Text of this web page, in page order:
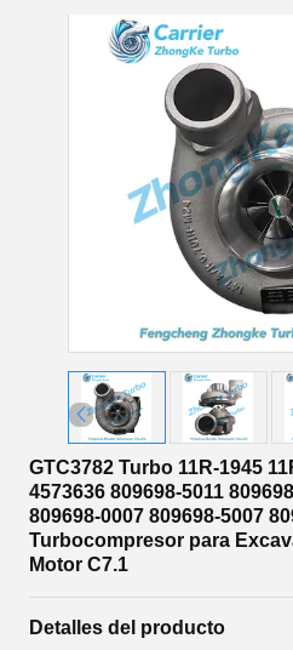
GTC3782 Turbo 11R-1945
4573636 809698-5011
809698-0007 809698-5007
Turbocompresor para
Motor C7.1
Detalles del producto